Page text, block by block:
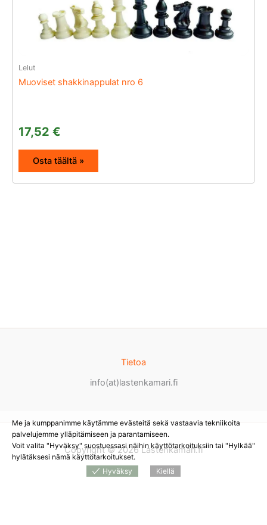
Lelut
Muoviset shakkinappulat nro 6
17,52 €
Osta täältä »
Tietoa
info(at)lastenkamari.fi
Copyright © 2026 Lastenkamari.fi
Me ja kumppanimme käytämme evästeitä sekä vastaavia tekniikoita
palvelujemme ylläpitämiseen ja parantamiseen.
Voit valita "Hyväksy" suostuessasi näihin käyttötarkoituksiin tai "Hylkää"
hylätäksesi nämä käyttötarkoitukset.
Hyväksy
Kiellä